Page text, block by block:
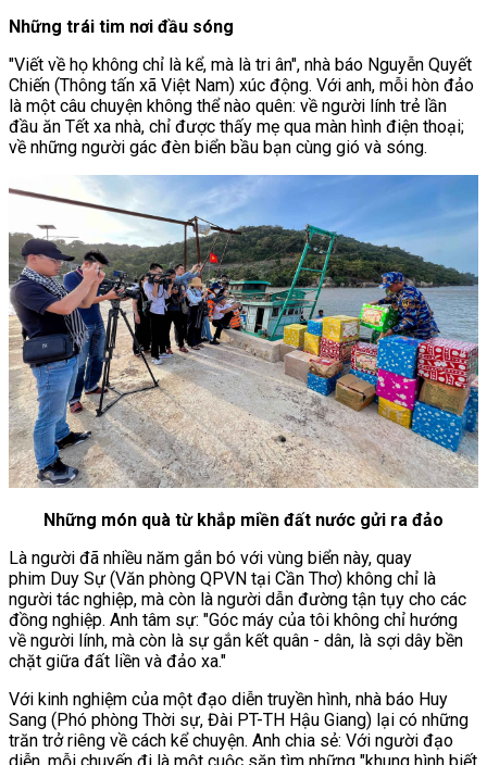
Những trái tim nơi đầu sóng
"Viết về họ không chỉ là kể, mà là tri ân", nhà báo Nguyễn Quyết
Chiến (Thông tấn xã Việt Nam) xúc động. Với anh, mỗi hòn đảo
là một câu chuyện không thể nào quên: về người lính trẻ lần
đầu ăn Tết xa nhà, chỉ được thấy mẹ qua màn hình điện thoại;
về những người gác đèn biển bầu bạn cùng gió và sóng.
Những món quà từ khắp miền đất nước gửi ra đảo
Là người đã nhiều năm gắn bó với vùng biển này, quay
phim Duy Sự (Văn phòng QPVN tại Cần Thơ) không chỉ là
người tác nghiệp, mà còn là người dẫn đường tận tụy cho các
đồng nghiệp. Anh tâm sự: "Góc máy của tôi không chỉ hướng
về người lính, mà còn là sự gắn kết quân - dân, là sợi dây bền
chặt giữa đất liền và đảo xa."
Với kinh nghiệm của một đạo diễn truyền hình, nhà báo Huy
Sang (Phó phòng Thời sự, Đài PT-TH Hậu Giang) lại có những
trăn trở riêng về cách kể chuyện. Anh chia sẻ: Với người đạo